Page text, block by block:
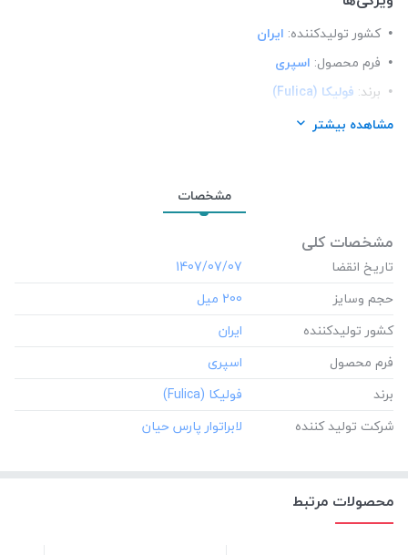
کشور تولید‎کننده:
ایران
فرم محصول: اسپری
برند: فولیکا (Fulica)
شرکت تولید کننده:
مشاهده بیشتر
مشخصات
مشخصات کلی
تاریخ انقضا
‎1407/07/07
حجم وسایز
‎200 میل
کشور تولید‎کننده
فرم محصول
برند
شرکت تولید کننده
محصولات مرتبط